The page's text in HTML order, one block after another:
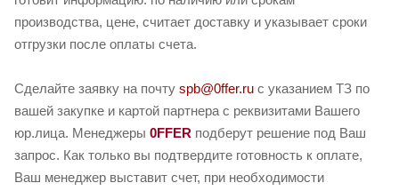
производства, цене, считает доставку и указывает сроки
отгрузки после оплаты счета.
Сделайте заявку на почту spb@0ffer.ru с указанием ТЗ по
вашей закупке и картой партнера с реквизитами Вашего
юр.лица. Менеджеры 0FFER подберут решение под Ваш
запрос. Как только вы подтвердите готовность к оплате,
Ваш менеджер выставит счет, при необходимости